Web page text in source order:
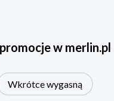
w merlin.pl
Wkrótce wygasną